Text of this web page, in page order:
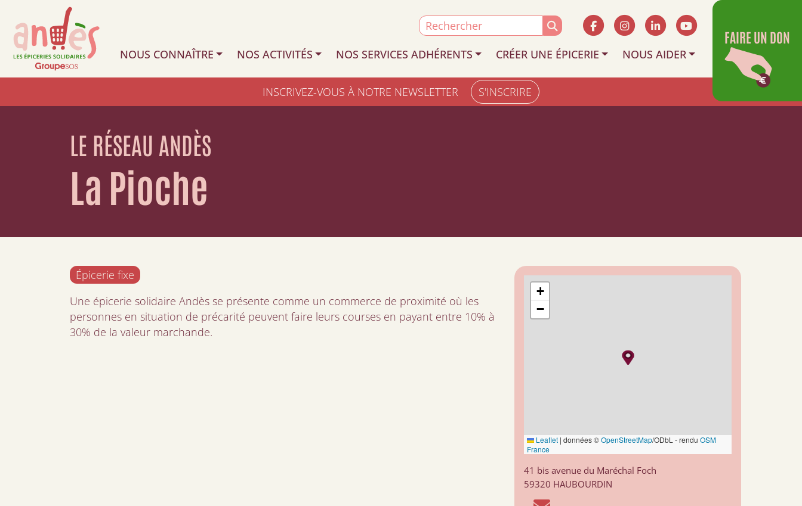
Search
for:
NOUS CONNAÎTRE
NOS ACTIVITÉS NOS SERVICES ADHÉRENTS CRÉER UNE ÉPICERIE NOUS AIDER
INSCRIVEZ-VOUS À NOTRE NEWSLETTER S'INSCRIRE
FAIRE UN DON
LE RÉSEAU ANDÈS
La Pioche
Épicerie fixe
Une épicerie solidaire Andès se présente comme un commerce de proximité où les
personnes en situation de précarité peuvent faire leurs courses en payant entre 10% à
30% de la valeur marchande.
+
−
Leaflet | données ©OpenStreetMap/ODbL - rendu OSM
France
41 bis avenue du Maréchal Foch
59320 HAUBOURDIN